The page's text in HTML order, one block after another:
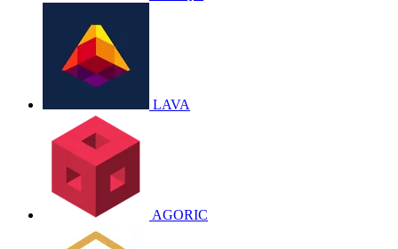
LAVA
AGORIC